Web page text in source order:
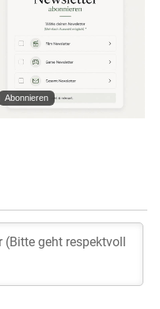
Abonnieren